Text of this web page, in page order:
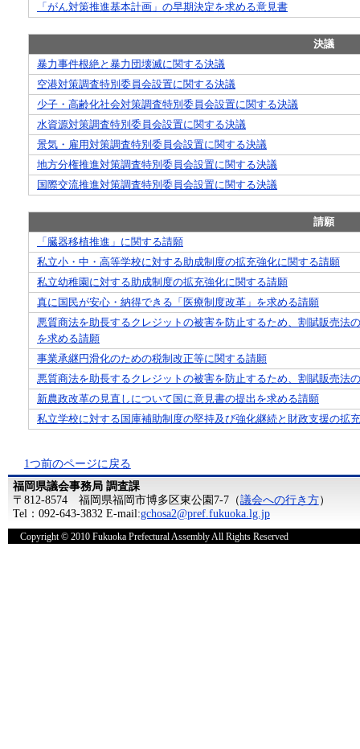
「がん対策推進基本計画」の早期決定を求める意見書
決議
暴力事件根絶と暴力団壊滅に関する決議
空港対策調査特別委員会設置に関する決議
少子・高齢化社会対策調査特別委員会設置に関する決議
水資源対策調査特別委員会設置に関する決議
景気・雇用対策調査特別委員会設置に関する決議
地方分権推進対策調査特別委員会設置に関する決議
国際交流推進対策調査特別委員会設置に関する決議
請願
「臓器移植推進」に関する請願
私立小・中・高等学校に対する助成制度の拡充強化に関する請願
私立幼稚園に対する助成制度の拡充強化に関する請願
真に国民が安心・納得できる「医療制度改革」を求める請願
悪質商法を助長するクレジットの被害を防止するため、割賦販売法
を求める請願
事業承継円滑化のための税制改正等に関する請願
悪質商法を助長するクレジットの被害を防止するため、割賦販売法
新農政改革の見直しについて国に意見書の提出を求める請願
私立学校に対する国庫補助制度の堅持及び強化継続と財政支援の拡
1つ前のページに戻る
福岡県議会事務局 調査課
〒812-8574 福岡県福岡市博多区東公園7-7（議会への行き方）
Tel：092-643-3832 E-mail:gchosa2@pref.fukuoka.lg.jp
Copyright © 2010 Fukuoka Prefectural Assembly All Rights Reserved